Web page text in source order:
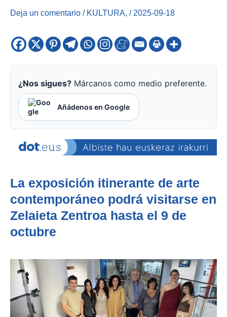
Deja un comentario / KULTURA, / 2025-09-18
¿Nos sigues? Márcanos como medio preferente.
Añádenos en Google
La exposición itinerante de arte
contemporáneo podrá visitarse en
Zelaieta Zentroa hasta el 9 de
octubre